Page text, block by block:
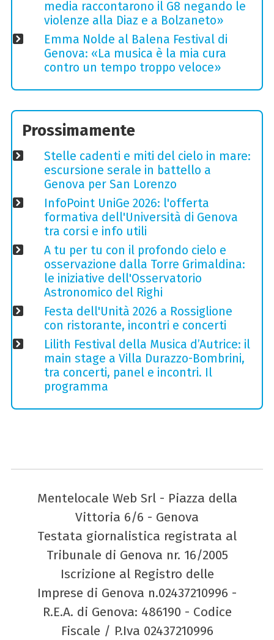
media raccontarono il G8 negando le
violenze alla Diaz e a Bolzaneto»
Emma Nolde al Balena Festival di
Genova: «La musica è la mia cura
contro un tempo troppo veloce»
Prossimamente
Stelle cadenti e miti del cielo in mare:
escursione serale in battello a
Genova per San Lorenzo
InfoPoint UniGe 2026: l'offerta
formativa dell'Università di Genova
tra corsi e info utili
A tu per tu con il profondo cielo e
osservazione dalla Torre Grimaldina:
le iniziative dell'Osservatorio
Astronomico del Righi
Festa dell'Unità 2026 a Rossiglione
con ristorante, incontri e concerti
Lilith Festival della Musica d’Autrice: il
main stage a Villa Durazzo-Bombrini,
tra concerti, panel e incontri. Il
programma
Mentelocale Web Srl - Piazza della
Vittoria 6/6 - Genova
Testata giornalistica registrata al
Tribunale di Genova nr. 16/2005
Iscrizione al Registro delle
Imprese di Genova n.02437210996 -
R.E.A. di Genova: 486190 - Codice
Fiscale / P.Iva 02437210996